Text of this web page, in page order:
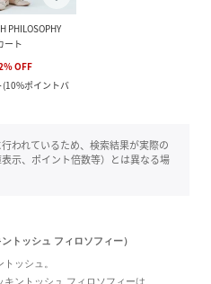
PHILOSOPHY
ート
%OFF
(10%ポイントバ
われているため、検索結果が実際の
示、ポイント倍数等）とは異なる場
トッシュ フィロソフィー）
ッシュ。